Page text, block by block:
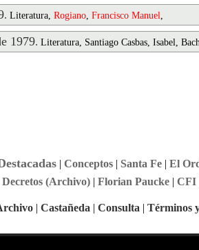
. Literatura, Rogiano, Francisco Manuel,
1979. Literatura, Santiago Casbas, Isabel,
| Conceptos| Santa Fe| El
Decretos (Archivo)| Florian Paucke| CFI
| Castañeda | Consulta | Términos